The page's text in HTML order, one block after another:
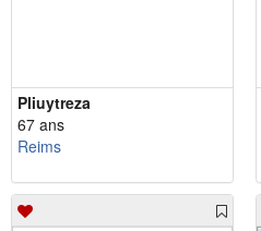
Pliuytreza
67 ans
Reims